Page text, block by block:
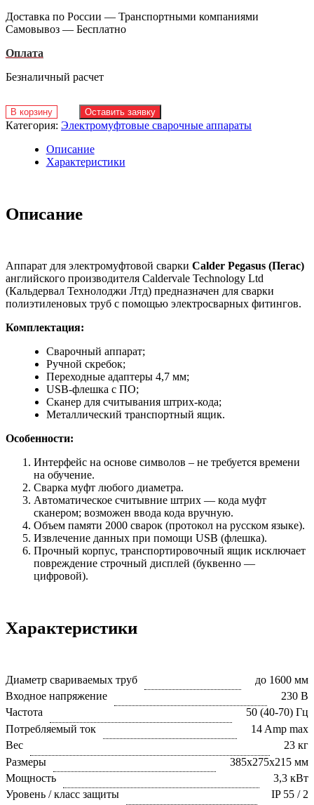
Доставка по России — Транспортными компаниями
Самовывоз — Бесплатно
Оплата
Безналичный расчет
В корзину Оставить заявку
Категория: Электромуфтовые сварочные аппараты
Описание
Характеристики
Описание
Аппарат для электромуфтовой сварки Calder Pegasus (Пегас)
английского производителя Caldervale Technology Ltd
(Кальдервал Технолоджи Лтд) предназначен для сварки
полиэтиленовых труб с помощью электросварных фитингов.
Комплектация:
Сварочный аппарат;
Ручной скребок;
Переходные адаптеры 4,7 мм;
USB-флешка с ПО;
Сканер для считывания штрих-кода;
Металлический транспортный ящик.
Особенности:
Интерфейс на основе символов – не требуется времени
на обучение.
Сварка муфт любого диаметра.
Автоматическое считывние штрих — кода муфт
сканером; возможен ввода кода вручную.
Объем памяти 2000 сварок (протокол на русском языке).
Извлечение данных при помощи USB (флешка).
Прочный корпус, транспортировочный ящик исключает
повреждение строчный дисплей (буквенно —
цифровой).
Характеристики
Диаметр свариваемых труб
до 1600 мм
Входное напряжение
230 В
Частота
50 (40-70) Гц
Потребляемый ток
14 Amp max
Вес
23 кг
Размеры
385х275х215 мм
Мощность
3,3 кВт
Уровень / класс защиты
IP 55 / 2